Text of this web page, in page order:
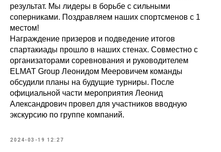
результат. Мы лидеры в борьбе с сильными
соперниками. Поздравляем наших спортсменов с 1
местом!
Награждение призеров и подведение итогов
спартакиады прошло в наших стенах. Совместно с
организаторами соревнования и руководителем
ELMAT Group Леонидом Мееровичем команды
обсудили планы на будущие турниры. После
официальной части мероприятия Леонид
Александрович провел для участников вводную
экскурсию по группе компаний.
2024-03-19 12:27